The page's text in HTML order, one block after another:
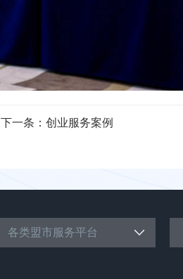
下一条： 创业服务案例
各类盟市服务平台